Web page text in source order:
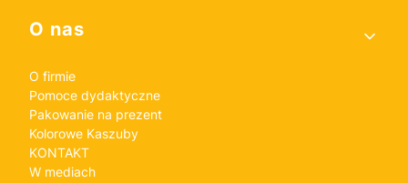
Linki w stopce
O nas
O firmie
Pomoce dydaktyczne
Pakowanie na prezent
Kolorowe Kaszuby
KONTAKT
W mediach